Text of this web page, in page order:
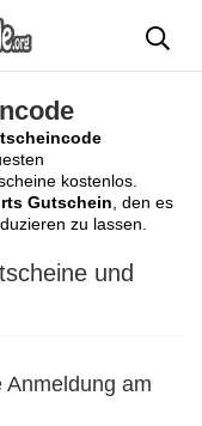
kostenlos.
Gutschein , den es
zu lassen.
und
Anmeldung am